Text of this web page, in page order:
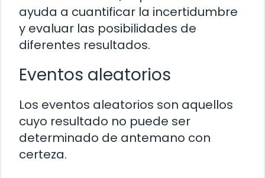
ayuda a cuantificar la incertidumbre
y evaluar las posibilidades de
diferentes resultados.
Eventos aleatorios
Los eventos aleatorios son aquellos
cuyo resultado no puede ser
determinado de antemano con
certeza.